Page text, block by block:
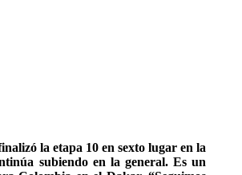
la etapa 10 en sexto lugar en la
subiendo en la general. Es un